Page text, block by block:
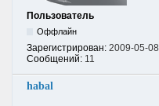
Пользователь
Оффлайн
Зарегистрирован: 2009-05-08
Сообщений: 11
habal